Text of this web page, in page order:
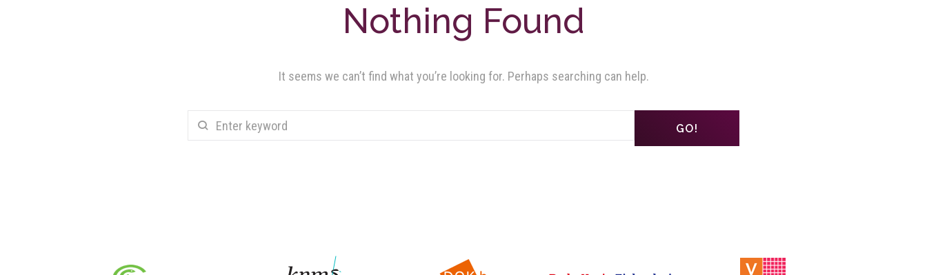
Nothing Found
It seems we can’t find what you’re looking for. Perhaps searching can help.
GO!